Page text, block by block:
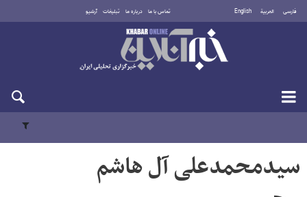
فارسی العربية English تماس با ما درباره ما تبلیغات آرشیو
پنجشنبه ۱۵ مرداد ۱۴۰۵
سیدمحمدعلی آل هاشم